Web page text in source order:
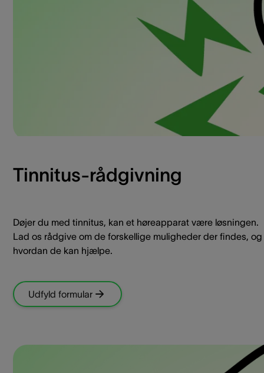
Tinnitus-rådgivning
Døjer du med tinnitus, kan et høreapparat være løsningen.
Lad os rådgive om de forskellige muligheder der findes, og
hvordan de kan hjælpe.
Udfyld formular